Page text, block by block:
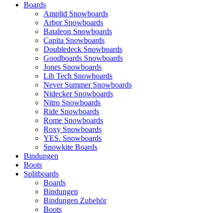
Boards
Amplid Snowboards
Arbor Snowboards
Bataleon Snowboards
Capita Snowboards
Doubledeck Snowboards
Goodboards Snowboards
Jones Snowboards
Lib Tech Snowboards
Never Summer Snowboards
Nidecker Snowboards
Nitro Snowboards
Ride Snowboards
Rome Snowboards
Roxy Snowboards
YES. Snowboards
Snowkite Boards
Bindungen
Boots
Splitboards
Boards
Bindungen
Bindungen Zubehör
Boots